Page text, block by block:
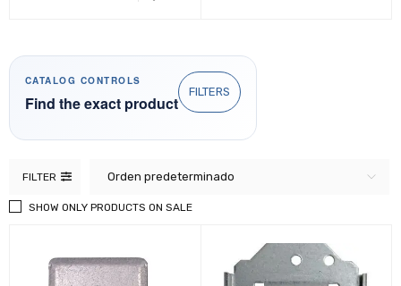
CATALOG CONTROLS
Find the exact product
FILTERS
FILTER Orden predeterminado
SHOW ONLY PRODUCTS ON SALE